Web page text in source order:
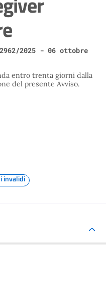
2025 - 06 ottobre
entro trenta giorni dalla
del presente Avviso.
invalidi